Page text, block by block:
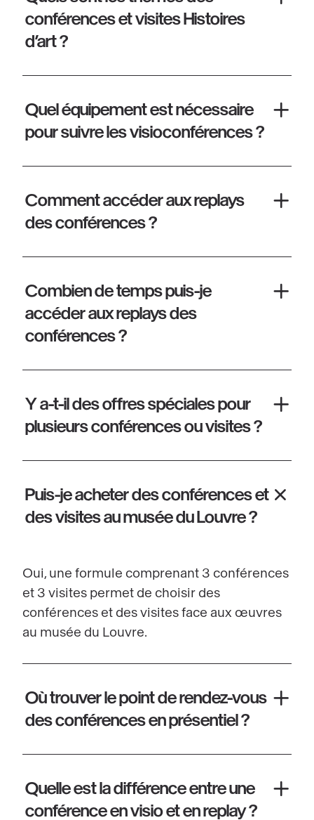
conférences et visites Histoires
d’art ?
Quel équipement est nécessaire
pour suivre les visioconférences ?
Comment accéder aux replays
des conférences ?
Combien de temps puis-je
accéder aux replays des
conférences ?
Y a-t-il des offres spéciales pour
plusieurs conférences ou visites ?
Puis-je acheter des conférences et
des visites au musée du Louvre ?
Oui, une formule comprenant 3 conférences
et 3 visites permet de choisir des
conférences et des visites face aux œuvres
au musée du Louvre.
Où trouver le point de rendez-vous
des conférences en présentiel ?
Quelle est la différence entre une
conférence en visio et en replay ?